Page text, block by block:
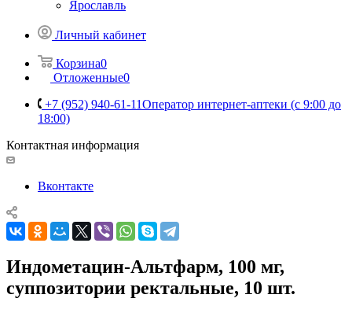
Ярославль
Личный кабинет
Корзина0
Отложенные0
+7 (952) 940-61-11Оператор интернет-аптеки (с 9:00 до
18:00)
Контактная информация
Вконтакте
Индометацин-Альтфарм, 100 мг,
суппозитории ректальные, 10 шт.